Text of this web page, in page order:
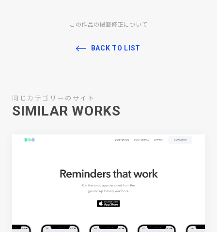
この作品の掲載修正について
BACK TO LIST
同じカテゴリーのサイト
SIMILAR WORKS